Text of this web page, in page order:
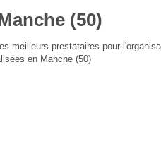
(50)
meilleurs prestataires pour
en Manche (50)